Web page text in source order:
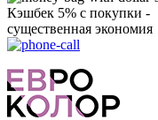
Кэшбек 5% с покупки -
существенная экономия